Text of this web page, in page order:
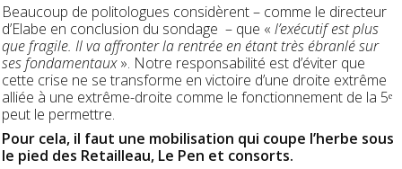
Beaucoup de politologues considèrent – comme le directeur
d’Elabe en conclusion du sondage – que « l’exécutif est plus
que fragile. Il va affronter la rentrée en étant très ébranlé sur
ses fondamentaux». Notre responsabilité est d’éviter que
cette crise ne se transforme en victoire d’une droite extrême
alliée à une extrême-droite comme le fonctionnement de la 5ᵉ
peut le permettre.
Pour cela, il faut une mobilisation qui coupe l’herbe sous
le pied des Retailleau, Le Pen et consorts.